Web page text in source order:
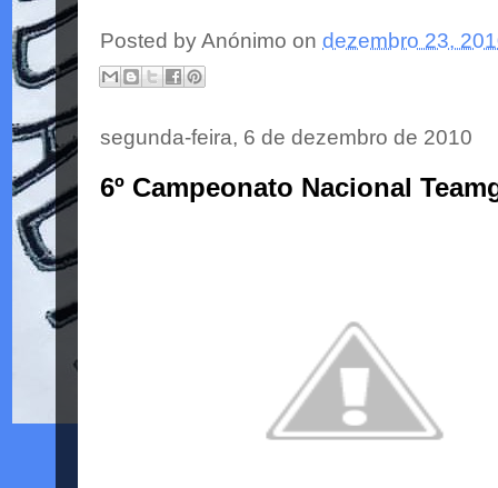
Posted byAnónimo on dezembro 23,
segunda-feira, 6 de dezembro de 2010
6º Campeonato Nacional